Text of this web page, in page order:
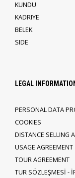
KUNDU
KADRIYE
BELEK
SIDE
LEGAL
PERSONAL DATA
COOKIES
DISTANCE SELLING
USAGE AGREEMENT
TOUR AGREEMENT
TUR SÖZLEŞMESİ -